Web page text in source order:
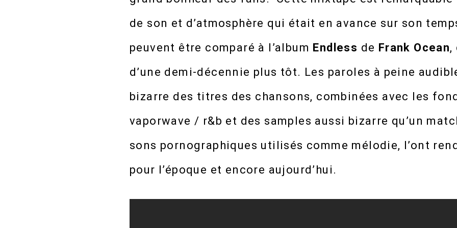
de son et d’atmosphère qui était en avance sur son
peuvent être comparé à l’album Endless de Frank Ocean,
d’une demi-décennie plus tôt. Les paroles à peine
bizarre des titres des chansons, combinées avec les
vaporwave / r&b et des samples aussi bizarre qu’un
sons pornographiques utilisés comme mélodie, l’ont
pour l’époque et encore aujourd’hui.